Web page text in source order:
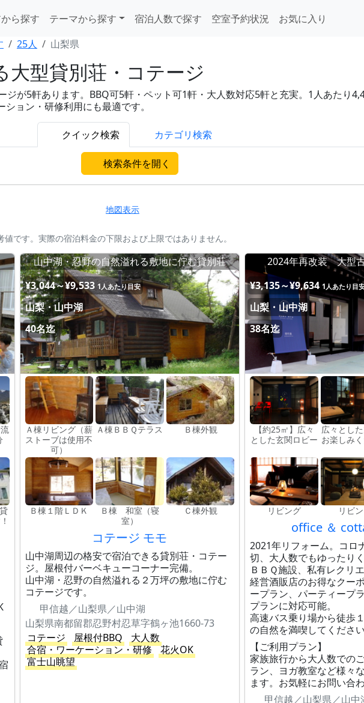
ら探す テーマから探す 宿泊人数で探す 空室予約状況
お気に入り
25人 山梨県
大型貸別荘・コテージ
が5軒あります。BBQ可5軒・ペット可1軒・大人数対応5軒と充実。1人あたり
ョン・研修利用にも最適です。
クイック検索 カテゴリ検索
検索条件を開く
地図表示
です。実際の宿泊料金の下限および上限ではありません。
山中湖・忍野の自然溢れる敷地に佇む貸別荘
¥3,044～¥9,533 1人あたり目安
山梨・山中湖
40名迄
Ａ棟リビング（薪
ストーブは使用不
可）
Ａ棟ＢＢＱテラス Ｂ棟外観
Ｂ棟１階ＬＤＫ
Ｂ棟 和室（寝
室）
Ｃ棟外観
コテージ モモ
山中湖周辺の格安で宿泊できる貸別荘・コテー
ジ。屋根付バーベキューコーナー完備。
山中湖・忍野の自然溢れる２万坪の敷地に佇む
コテージです。
甲信越／山梨県／山中湖
山梨県南都留郡忍野村忍草字鶴ヶ池1660-73
コテージ
屋根付BBQ
大人数
合宿・ワーケーション・研修
花火OK
富士山眺望
2024年再改装 大型
¥3,135～¥9,634 1人あたり目
山梨・山中湖
38名迄
【約25㎡】広々
とした玄関ロビー
広々とし
お楽しみ
リビング リビ
office ＆
2021年リフォーム。コロ
切、大人数でもゆったり
ＢＢＱ施設、私有レクリ
経営酒販店のお得なクー
ープラン、パーティープ
プランに対応可能。
高速バス乗り場から徒歩
の自然を満喫してください
【ご利用プラン】
家族旅行から大人数での
ラン、ヨガ教室など様々
ます。お気軽にお問い合
甲信越／山梨県／山中